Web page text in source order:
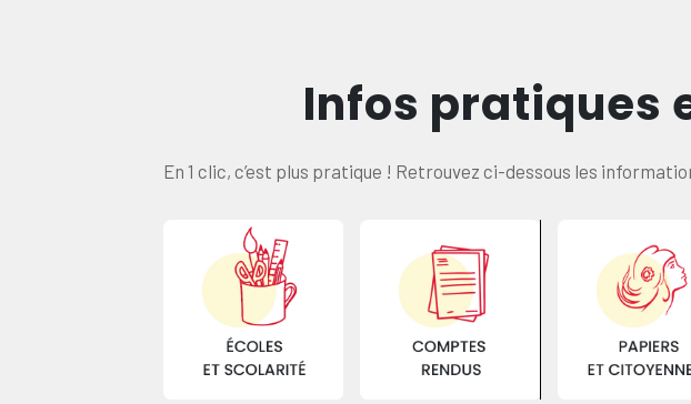
Infos pratiques
En 1 clic, c’est plus pratique ! Retrouvez ci-dessous les